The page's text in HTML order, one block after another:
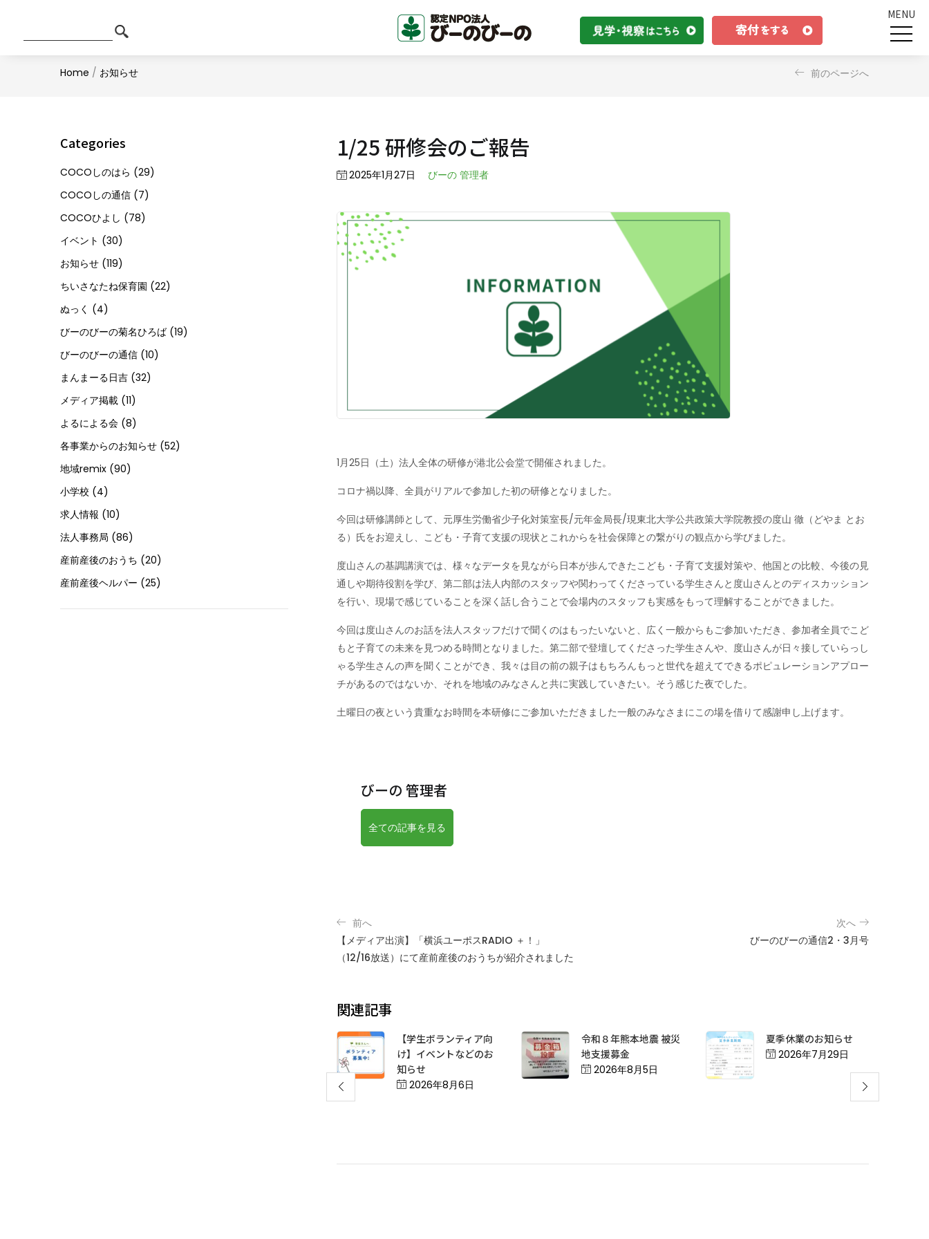
MENU
※2026/07 夏季休業のお知らせ※
Home / お知らせ 前のページへ
1/25 研修会のご報告
Posted
2025年1月27日 びーの 管理者
1月25日（土）法人全体の研修が港北公会堂で開催されました。
コロナ禍以降、全員がリアルで参加した初の研修となりました。
今回は研修講師として、元厚生労働省少子化対策室長/元年金局長/現東北大学公共政策大学院教授の度山 徹（どやま とお
る）氏をお迎えし、こども・子育て支援の現状とこれからを社会保障との繋がりの観点から学びました。
度山さんの基調講演では、様々なデータを見ながら日本が歩んできたこども・子育て支援対策や、他国との比較、今後の見
通しや期待役割を学び、第二部は法人内部のスタッフや関わってくださっている学生さんと度山さんとのディスカッション
を行い、現場で感じていることを深く話し合うことで会場内のスタッフも実感をもって理解することができました。
今回は度山さんのお話を法人スタッフだけで聞くのはもったいないと、広く一般からもご参加いただき、参加者全員でこど
もと子育ての未来を見つめる時間となりました。第二部で登壇してくださった学生さんや、度山さんが日々接していらっし
ゃる学生さんの声を聞くことができ、我々は目の前の親子はもちろんもっと世代を超えてできるポピュレーションアプロー
チがあるのではないか、それを地域のみなさんと共に実践していきたい。そう感じた夜でした。
土曜日の夜という貴重なお時間を本研修にご参加いただきました一般のみなさまにこの場を借りて感謝申し上げます。
びーの 管理者
全ての記事を見る
前へ
【メディア出演】「横浜ユーポスRADIO ＋！」
（12/16放送）にて産前産後のおうちが紹介されました
次へ
びーのびーの通信2・3月号
関連記事
【学生ボランティア向
け】イベントなどのお
知らせ
Posted
2026年8月6日
令和８年熊本地震 被災
地支援募金
Posted
2026年8月5日
夏季休業のお知らせ
Posted
2026年7月29日
Categories
COCOしのはら (29)
COCOしの通信 (7)
COCOひよし (78)
イベント (30)
お知らせ (119)
ちいさなたね保育園 (22)
ぬっく (4)
びーのびーの菊名ひろば(19)
びーのびーの通信 (10)
まんまーる日吉 (32)
メディア掲載 (11)
よるによる会 (8)
各事業からのお知らせ (52)
地域remix (90)
小学校 (4)
求人情報 (10)
法人事務局 (86)
産前産後のおうち (20)
産前産後ヘルパー (25)